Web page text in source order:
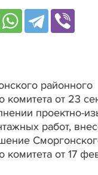
районного
комитета от 23
проектно-
работ,
комитета от 17